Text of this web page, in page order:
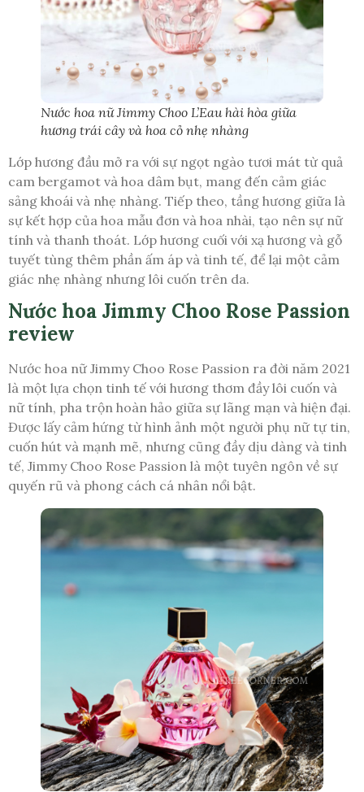
Nước hoa nữ Jimmy Choo L’Eau hài hòa giữa
hương trái cây và hoa cỏ nhẹ nhàng
Lớp hương đầu mở ra với sự ngọt ngào tươi mát từ quả
cam bergamot và hoa dâm bụt, mang đến cảm giác
sảng khoái và nhẹ nhàng. Tiếp theo, tầng hương giữa là
sự kết hợp của hoa mẫu đơn và hoa nhài, tạo nên sự nữ
tính và thanh thoát. Lớp hương cuối với xạ hương và gỗ
tuyết tùng thêm phần ấm áp và tinh tế, để lại một cảm
giác nhẹ nhàng nhưng lôi cuốn trên da.
Nước hoa Jimmy Choo Rose Passion
review
Nước hoa nữ Jimmy Choo Rose Passion ra đời năm 2021
là một lựa chọn tinh tế với hương thơm đầy lôi cuốn và
nữ tính, pha trộn hoàn hảo giữa sự lãng mạn và hiện đại.
Được lấy cảm hứng từ hình ảnh một người phụ nữ tự tin,
cuốn hút và mạnh mẽ, nhưng cũng đầy dịu dàng và tinh
tế, Jimmy Choo Rose Passion là một tuyên ngôn về sự
quyến rũ và phong cách cá nhân nổi bật.